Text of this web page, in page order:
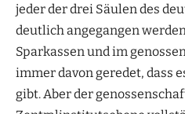
jeder der drei Säulen des
deutlich angegangen
Sparkassen und im
immer davon geredet, dass
gibt. Aber der